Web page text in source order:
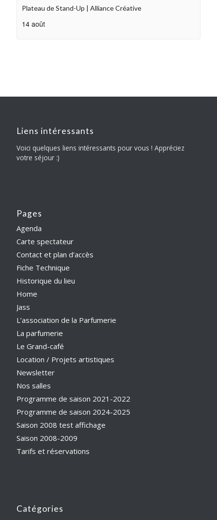
Plateau de Stand-Up | Alliance Créative
14 août
Liens intéressants
Voici quelques liens intéressants pour vous ! Appréciez
votre séjour :)
Pages
Agenda
Carte spectateur
Contact et plan d’accès
Fiche Technique
Historique du lieu
Home
Jass
L’association de la Parfumerie
La parfumerie
Le Grand-café
Location / Projets artistiques
Newsletter
Nos salles
Programme de saison 2021-2022
Programme de saison 2024-2025
Saison 2008 test affichage
Saison 2008-2009
Tarifs et réservations
Catégories